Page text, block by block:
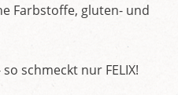
Farbstoffe, gluten- und
schmeckt nur FELIX!